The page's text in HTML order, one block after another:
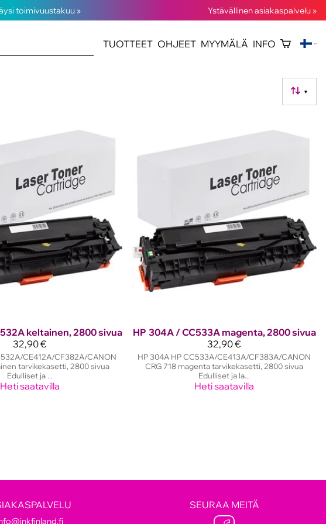
toimivuustakuu » Ystävällinen asiakaspalvelu »
TUOTTEET OHJEET MYYMÄLÄ INFO
▼
keltainen, 2800 sivua
32,90 €
CE412A/CF382A/CANON
tarvikekasetti, 2800 sivua
Edulliset ja ...
Heti saatavilla
HP 304A / CC533A magenta, 2800 sivua
32,90 €
HP 304A HP CC533A/CE413A/CF383A/CANON
CRG 718 magenta tarvikekasetti, 2800 sivua
Edulliset ja la...
Heti saatavilla
SEURAA MEITÄ